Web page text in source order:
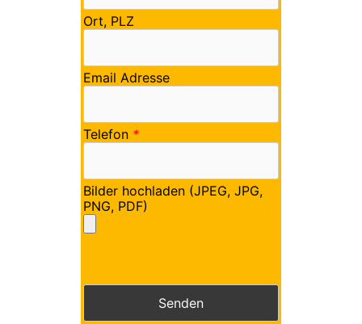
Ort, PLZ
Email Adresse
Telefon *
Bilder hochladen (JPEG, JPG,
PNG, PDF)
Bitte lasse dieses Feld leer.